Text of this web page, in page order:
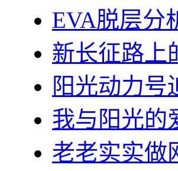
EVA脱层分
新长征路上
阳光动力号
我与阳光的
老老实实做